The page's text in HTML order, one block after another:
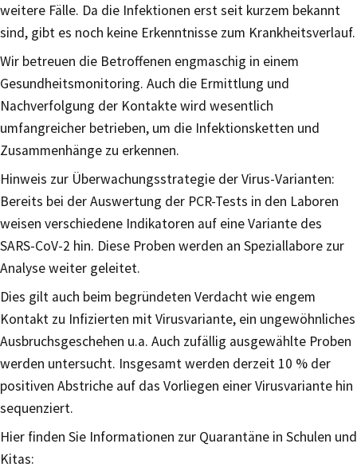
weitere Fälle. Da die Infektionen erst seit kurzem bekannt
sind, gibt es noch keine Erkenntnisse zum Krankheitsverlauf.
Wir betreuen die Betroffenen engmaschig in einem
Gesundheitsmonitoring. Auch die Ermittlung und
Nachverfolgung der Kontakte wird wesentlich
umfangreicher betrieben, um die Infektionsketten und
Zusammenhänge zu erkennen.
Hinweis zur Überwachungsstrategie der Virus-Varianten:
Bereits bei der Auswertung der PCR-Tests in den Laboren
weisen verschiedene Indikatoren auf eine Variante des
SARS-CoV-2 hin. Diese Proben werden an Speziallabore zur
Analyse weiter geleitet.
Dies gilt auch beim begründeten Verdacht wie engem
Kontakt zu Infizierten mit Virusvariante, ein ungewöhnliches
Ausbruchsgeschehen u.a. Auch zufällig ausgewählte Proben
werden untersucht. Insgesamt werden derzeit 10 % der
positiven Abstriche auf das Vorliegen einer Virusvariante hin
sequenziert.
Hier finden Sie Informationen zur Quarantäne in Schulen und
Kitas: